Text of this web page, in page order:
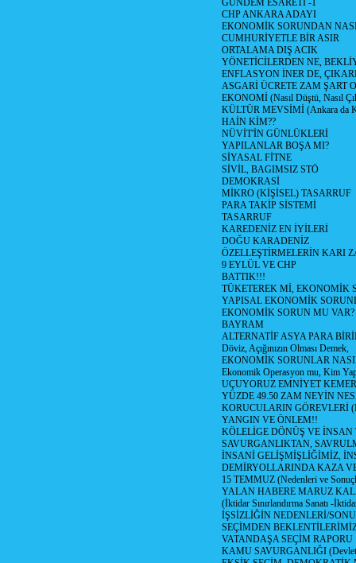
GÜNDEM ESARETİ -1
CHP ANKARA ADAYI
EKONOMİK SORUNDAN
CUMHURİYETLE BİR ASIR
ORTALAMA DIŞ ACIK
YÖNETİCİLERDEN NE,
ENFLASYON İNER DE,
ASGARİ ÜCRETE ZAM ŞART
EKONOMİ (Nasıl Düştü, Nasıl
KÜLTÜR MEVSİMİ (Ankara da
HAİN KİM??
NÜVİT'İN GÜNLÜKLERİ
YAPILANLAR BOŞA MI?
SİYASAL FİTNE
SİVİL, BAGIMSIZ STÖ
DEMOKRASİ
MİKRO (KİŞİSEL) TASARRUF
PARA TAKİP SİSTEMİ
TASARRUF
KAREDENİZ EN İYİLERİ
DOĞU KARADENİZ
ÖZELLEŞTİRMELERİN KARI
9 EYLÜL VE CHP
BATTIK!!!
TÜKETEREK Mİ, EKONOMİK
YAPISAL EKONOMİK
EKONOMİK SORUN MU VAR?
BAYRAM
ALTERNATİF ASYA PARA
Döviz, Açığınızın Olması Demek,
EKONOMİK SORUNLAR
Ekonomik Operasyon mu, Kim
UÇUYORUZ EMNİYET
YÜZDE 49.50 ZAM NEYİN
KORUCULARIN GÖREVLERİ
YANGIN VE ÖNLEM!!
KÖLELİGE DÖNÜŞ VE İNSAN
SAVURGANLIKTAN,
İNSANİ GELİŞMİŞLİĞİMİZ,
DEMİRYOLLARINDA KAZA
15 TEMMUZ (Nedenleri ve
YALAN HABERE MARUZ
(İktidar Sınırlandırma Sanatı -
İŞSİZLİĞİN NEDENLERİ/
SEÇİMDEN
VATANDAŞA SEÇİM RAPORU
KAMU SAVURGANLIĞI (Devlet